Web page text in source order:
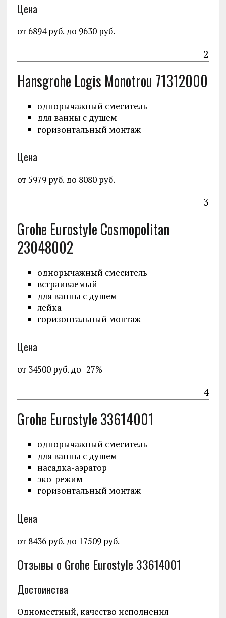
Цена
от 6894 руб. до 9630 руб.
2
Hansgrohe Logis Monotrou 71312000
однорычажный смеситель
для ванны с душем
горизонтальный монтаж
Цена
от 5979 руб. до 8080 руб.
3
Grohe Eurostyle Cosmopolitan
23048002
однорычажный смеситель
встраиваемый
для ванны с душем
лейка
горизонтальный монтаж
Цена
от 34500 руб. до -27%
4
Grohe Eurostyle 33614001
однорычажный смеситель
для ванны с душем
насадка-аэратор
эко-режим
горизонтальный монтаж
Цена
от 8436 руб. до 17509 руб.
Отзывы о Grohe Eurostyle 33614001
Достоинства
Одноместный, качество исполнения